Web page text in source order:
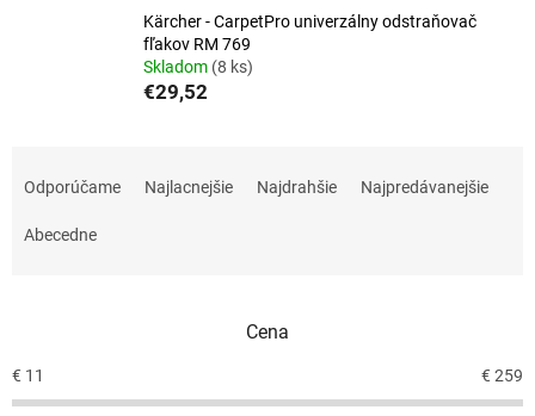
Kärcher - CarpetPro univerzálny odstraňovač
fľakov RM 769
Skladom (8 ks)
€29,52
r
o
Odporúčame Najlacnejšie Najdrahšie Najpredávanejšie
Abecedne
Cena
€ 11 € 259